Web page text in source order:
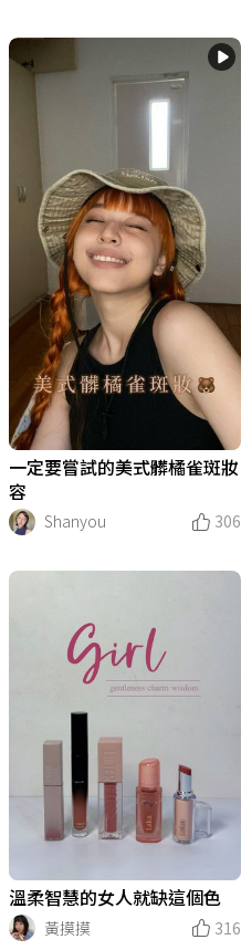
一定要嘗試的美式髒橘雀斑妝
容
Shanyou
306
溫柔智慧的女人就缺這個色
黃摸摸
316